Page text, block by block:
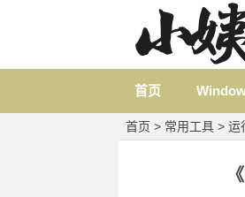
首页
首页 > 常用工具 > 运